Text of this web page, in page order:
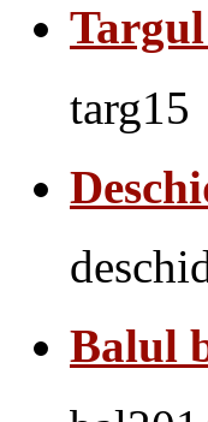
targ15
Balul